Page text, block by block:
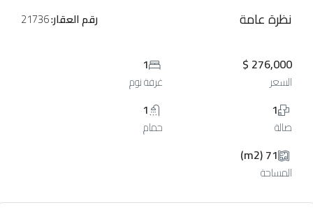
نظرة عامة رقم العقار:
276,000 $
السعر
1
غرفة نوم
1
صالة
1
حمام
71 (m2)
المساحة